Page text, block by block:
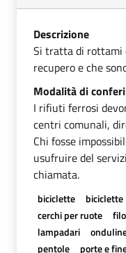
Descrizione
Si tratta di rottami
recupero e che
Modalità di
I rifiuti ferrosi
centri comunali,
Chi fosse
usufruire del
chiamata.
biciclette biciclette
cerchi per ruote
lampadari
pentole
porte e